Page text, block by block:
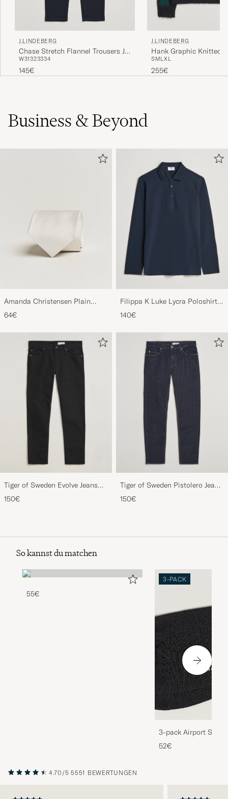
J.LINDEBERG
Chase Stretch Flannel Trousers JL
Navy
W31323334
145€
J.LINDEBERG
Hank Graphic Knitted
Forest Biome
SMLXL
255€
Business & Beyond
Amanda Christensen Plain
Classic Tie 8 cm White
64€
Filippa K Luke Lycra Poloshirt
Navy
140€
Tiger of Sweden Evolve Jeans
Forever Black
150€
Tiger of Sweden Pistolero Jeans
Ripen Blue
150€
So kannst du matchen
55€
3-PACK
3-pack Airport
Melange
52€
4.70/5 5551 BEWERTUNGEN